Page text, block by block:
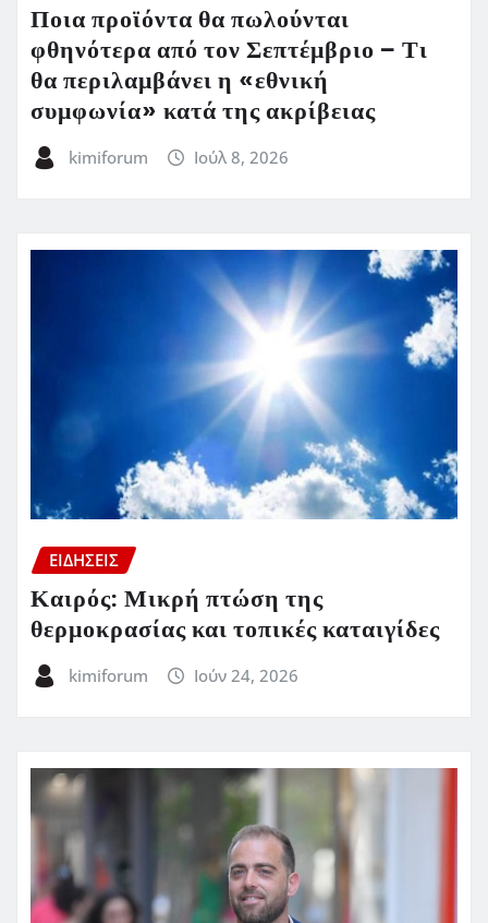
Ποια προϊόντα θα πωλούνται
φθηνότερα από τον Σεπτέμβριο – Τι
θα περιλαμβάνει η «εθνική
συμφωνία» κατά της ακρίβειας
kimiforum Ιούλ 8, 2026
ΕΙΔΗΣΕΙΣ
Καιρός: Μικρή πτώση της
θερμοκρασίας και τοπικές καταιγίδες
kimiforum Ιούν 24, 2026